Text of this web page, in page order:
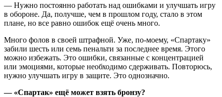
— Нужно постоянно работать над ошибками и улучшать игру
в обороне. Да, получше, чем в прошлом году, стало в этом
плане, но все равно ошибок ещё очень много.
Много фолов в своей штрафной. Уже, по‑моему, «Спартаку»
забили шесть или семь пенальти за последнее время. Этого
можно избежать. Это ошибки, связанные с концентрацией
или эмоциями, которые необходимо сдерживать. Повторюсь,
нужно улучшать игру в защите. Это однозначно.
— «Спартак» ещё может взять бронзу?